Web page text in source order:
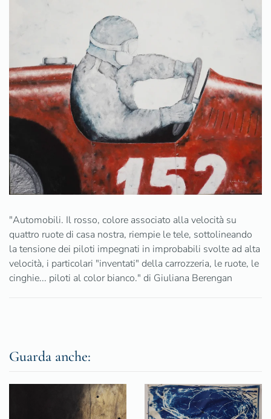
Ingrandisci
"Automobili. Il rosso, colore associato alla velocità su
quattro ruote di casa nostra, riempie le tele, sottolineando
la tensione dei piloti impegnati in improbabili svolte ad alta
velocità, i particolari "inventati" della carrozzeria, le ruote, le
cinghie... piloti al color bianco." di Giuliana Berengan
Guarda anche: